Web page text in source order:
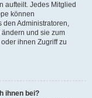
aufteilt. Jedes Mitglied
können
den Administratoren,
und sie zum
ihnen Zugriff zu
ihnen bei?